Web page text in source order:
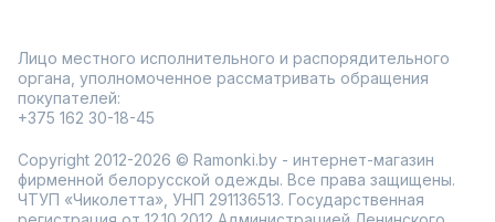
Лицо местного исполнительного и распорядительного
органа, уполномоченное рассматривать обращения
покупателей:
+375 162 30-18-45
Copyright 2012-2026 © Ramonki.by - интернет-магазин
фирменной белорусской одежды. Все права защищены.
ЧТУП «Чиколетта», УНП 291136513. Государственная